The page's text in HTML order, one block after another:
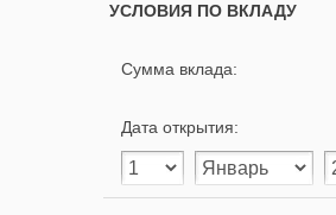
УСЛОВИЯ ПО ВКЛАДУ
Сумма вклада:
Дата открытия: